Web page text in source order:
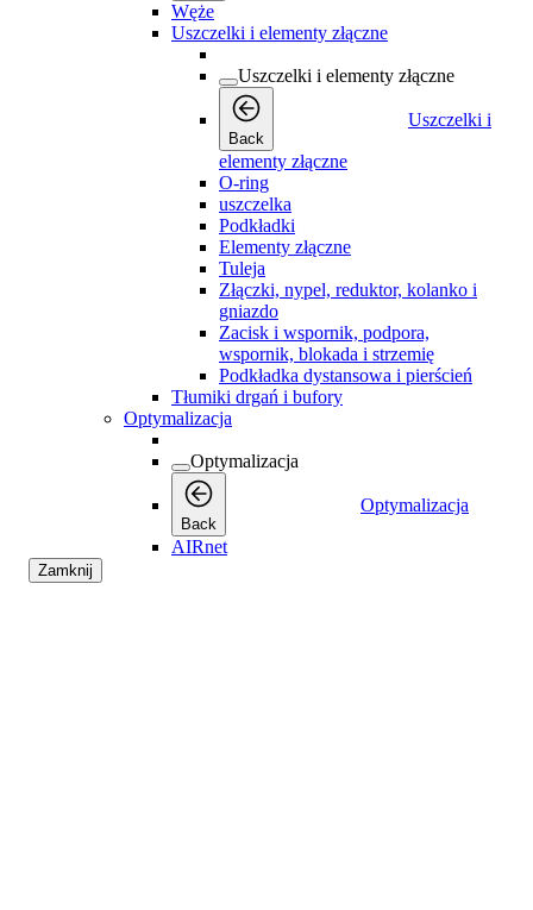
Węże
Uszczelki i elementy złączne
Uszczelki i elementy złączne
Back
Uszczelki i
elementy złączne
O-ring
uszczelka
Podkładki
Elementy złączne
Tuleja
Złączki, nypel, reduktor, kolanko i
gniazdo
Zacisk i wspornik, podpora,
wspornik, blokada i strzemię
Podkładka dystansowa i pierścień
Tłumiki drgań i bufory
Optymalizacja
Optymalizacja
Back
Optymalizacja
AIRnet
Zamknij